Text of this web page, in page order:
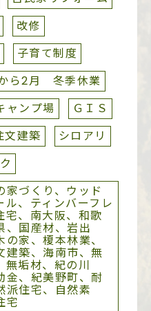
改修
子育て制度
ら2月 冬季休業
ャンプ場
ＧＩＳ
文建築
シロアリ
家づくり、ウッド
、ティンバーフレ
宅、南大阪、和歌
、国産材、岩出
家、榎本林業、
建築、海南市、無
無垢材、紀の川
金、紀美野町、耐
派住宅、自然素
宅